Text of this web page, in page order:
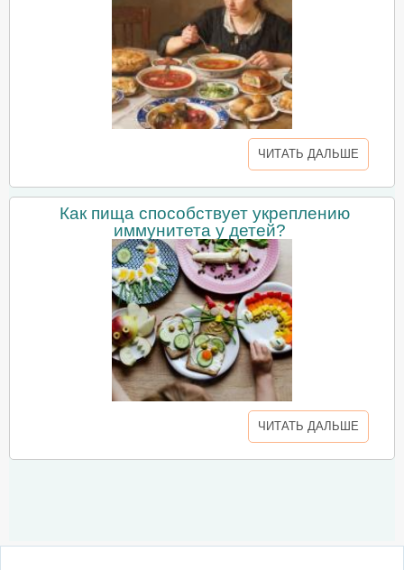
ЧИТАТЬ ДАЛЬШЕ
Как пища способствует укреплению
иммунитета у детей?
ЧИТАТЬ ДАЛЬШЕ